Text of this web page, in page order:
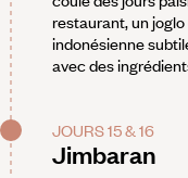
restaurant, un
indonésienne
avec des
JOURS 15 & 16
Jimbaran